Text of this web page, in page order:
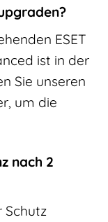
ESET
ist in der
Sie unseren
um die
nach 2
Schutz